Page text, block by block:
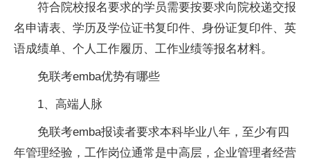
符合院校报名要求的学员需要按要求向院校递交报
名申请表、学历及学位证书复印件、身份证复印件、英
语成绩单、个人工作履历、工作业绩等报名材料。
免联考emba优势有哪些
1、高端人脉
免联考emba报读者要求本科毕业八年，至少有四
年管理经验，工作岗位通常是中高层，企业管理者经营